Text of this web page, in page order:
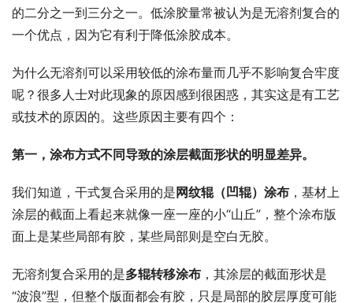
的二分之一到三分之一。低涂胶量常被认为是无溶剂复合的
一个优点，因为它有利于降低涂胶成本。
为什么无溶剂可以采用较低的涂布量而几乎不影响复合牢度
呢？很多人士对此现象的原因感到很困惑，其实这是有工艺
或技术的原因的。这些原因主要有四个：
第一，涂布方式不同导致的涂层截面形状的明显差异。
我们知道，干式复合采用的是 网纹辊（凹辊）涂布 ，基材上
涂层的截面上看起来就像一座一座的小“山丘”，整个涂布版
面上是某些局部有胶，某些局部则是空白无胶。
无溶剂复合采用的是多辊转移涂布 ，其涂层的截面形状是
“波浪”型，但整个版面都会有胶，只是局部的胶层厚度可能